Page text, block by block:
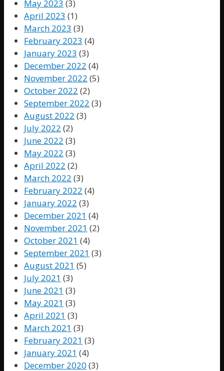
May 2023 (3)
April 2023 (1)
March 2023 (3)
February 2023 (4)
January 2023 (3)
December 2022 (4)
November 2022 (5)
October 2022 (2)
September 2022 (3)
August 2022 (3)
July 2022 (2)
June 2022 (3)
May 2022 (3)
April 2022 (2)
March 2022 (3)
February 2022 (4)
January 2022 (3)
December 2021 (4)
November 2021 (2)
October 2021 (4)
September 2021 (3)
August 2021 (5)
July 2021 (3)
June 2021 (3)
May 2021 (3)
April 2021 (3)
March 2021 (3)
February 2021 (3)
January 2021 (4)
December 2020 (3)